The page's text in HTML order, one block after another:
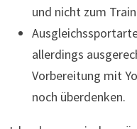
und nicht zum
allerdings
Vorbereitung mit
noch überdenken.